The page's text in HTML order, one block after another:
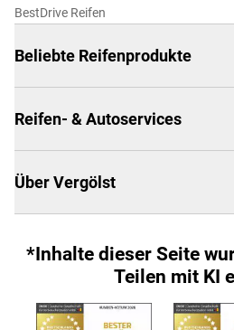
BestDrive Reifen
Beliebte Reifenprodukte
Reifen- & Autoservices
Über Vergölst
*Inhalte dieser Seite
Teilen mit KI